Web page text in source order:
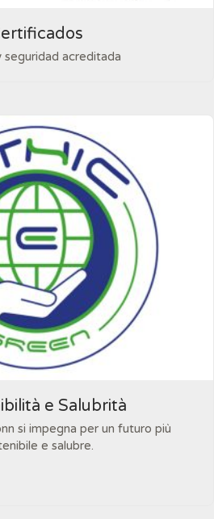
seguridad acreditada
e Salubrità
si impegna per un futuro più
e salubre.